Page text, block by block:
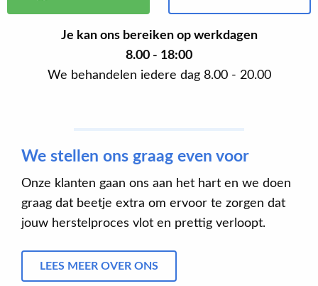
Je kan ons bereiken op werkdagen
8.00 - 18:00
We behandelen iedere dag 8.00 - 20.00
We stellen ons graag even voor
Onze klanten gaan ons aan het hart en we doen
graag dat beetje extra om ervoor te zorgen dat
jouw herstelproces vlot en prettig verloopt.
LEES MEER OVER ONS